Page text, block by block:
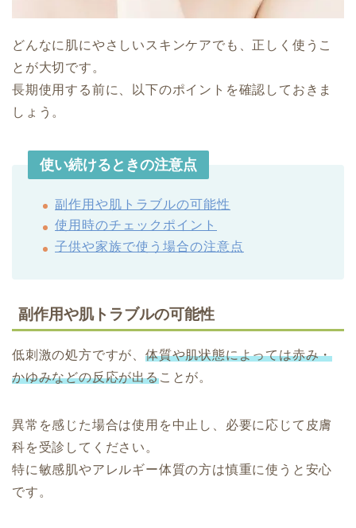
どんなに肌にやさしいスキンケアでも、正しく使うこ
とが大切です。
長期使用する前に、以下のポイントを確認しておきま
しょう。
使い続けるときの注意点
副作用や肌トラブルの可能性
使用時のチェックポイント
子供や家族で使う場合の注意点
副作用や肌トラブルの可能性
低刺激の処方ですが、 体質や肌状態によっては赤み・
かゆみなどの反応が出ることが。
異常を感じた場合は使用を中止し、必要に応じて皮膚
科を受診してください。
特に敏感肌やアレルギー体質の方は慎重に使うと安心
です。